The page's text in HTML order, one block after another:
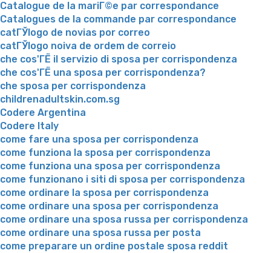
Catalogue de la mariГ©e par correspondance
Catalogues de la commande par correspondance
catГЎlogo de novias por correo
catГЎlogo noiva de ordem de correio
che cos'ГЁ il servizio di sposa per corrispondenza
che cos'ГЁ una sposa per corrispondenza?
che sposa per corrispondenza
childrenadultskin.com.sg
Codere Argentina
Codere Italy
come fare una sposa per corrispondenza
come funziona la sposa per corrispondenza
come funziona una sposa per corrispondenza
come funzionano i siti di sposa per corrispondenza
come ordinare la sposa per corrispondenza
come ordinare una sposa per corrispondenza
come ordinare una sposa russa per corrispondenza
come ordinare una sposa russa per posta
come preparare un ordine postale sposa reddit